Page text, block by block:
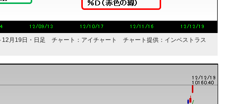
月19日・日足 チャート：アイチャート チャート提供：インベストラス